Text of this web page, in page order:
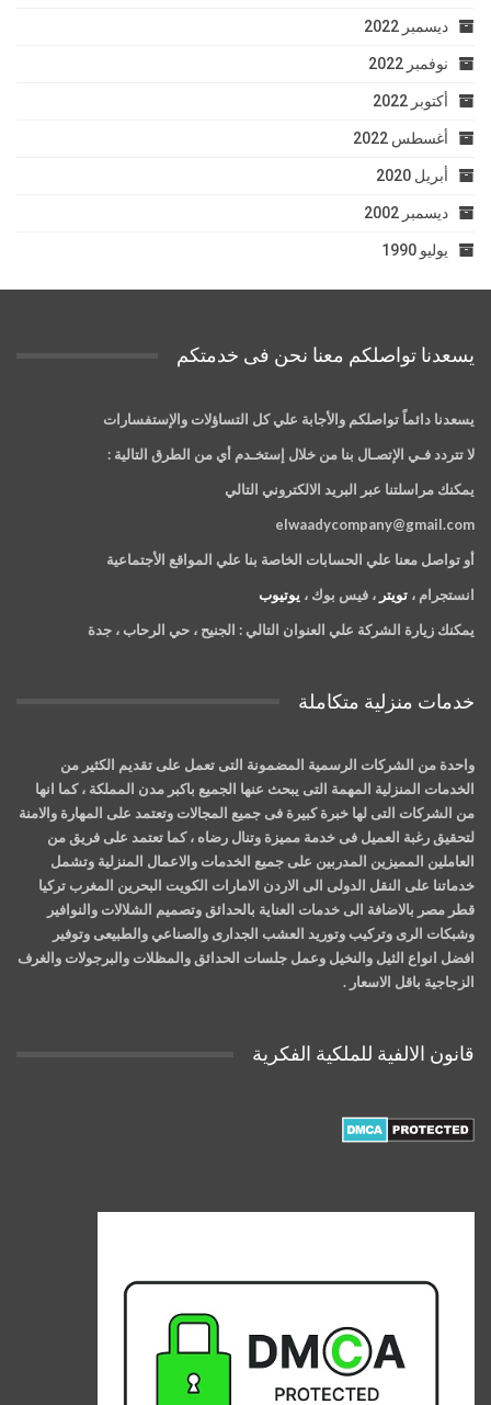
ديسمبر 2022
نوفمبر 2022
أكتوبر 2022
أغسطس 2022
أبريل 2020
ديسمبر 2002
يوليو 1990
يسعدنا تواصلكم معنا نحن فى خدمتكم
يسعدنا دائماً تواصلكم والأجابة علي كل التساؤلات والإستفسارات
لا تتردد فـي الإتصـال بنا من خلال إستخـدم أي من الطرق التالية :
يمكنك مراسلتنا عبر البريد الالكتروني التالي
elwaadycompany@gmail.com
أو تواصل معنا علي الحسابات الخاصة بنا علي المواقع الأجتماعية
انستجرام ، تويتر ، فيس بوك ، يوتيوب
يمكنك زيارة الشركة علي العنوان التالي : الجنيح ، حي الرحاب ، جدة
خدمات منزلية متكاملة
واحدة من الشركات الرسمية المضمونة التى تعمل على تقديم الكثير من
الخدمات المنزلية المهمة التى يبحث عنها الجميع باكبر مدن المملكة ، كما انها
من الشركات التى لها خبرة كبيرة فى جميع المجالات وتعتمد على المهارة والامنة
لتحقيق رغبة العميل فى خدمة مميزة وتنال رضاه ، كما تعتمد على فريق من
العاملين المميزين المدربين على جميع الخدمات والاعمال المنزلية وتشمل
خدماتنا على النقل الدولى الى الاردن الامارات الكويت البحرين المغرب تركيا
قطر مصر بالاضافة الى خدمات العناية بالحدائق وتصميم الشلالات والنوافير
وشبكات الرى وتركيب وتوريد العشب الجدارى والصناعي والطبيعى وتوفير
افضل انواع الثيل والنخيل وعمل جلسات الحدائق والمظلات والبرجولات والغرف
الزجاجية باقل الاسعار .
قانون الالفية للملكية الفكرية